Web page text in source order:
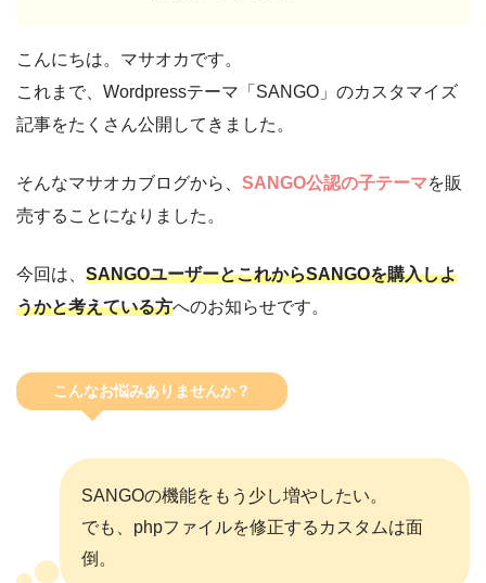
こんにちは。マサオカです。
これまで、Wordpressテーマ「SANGO」のカスタマイズ
記事をたくさん公開してきました。
そんなマサオカブログから、 SANGO公認の子テーマを販
売することになりました。
今回は、 SANGOユーザーとこれからSANGOを購入しよ
うかと考えている方へのお知らせです。
こんなお悩みありませんか？
SANGOの機能をもう少し増やしたい。
でも、phpファイルを修正するカスタムは面
倒。